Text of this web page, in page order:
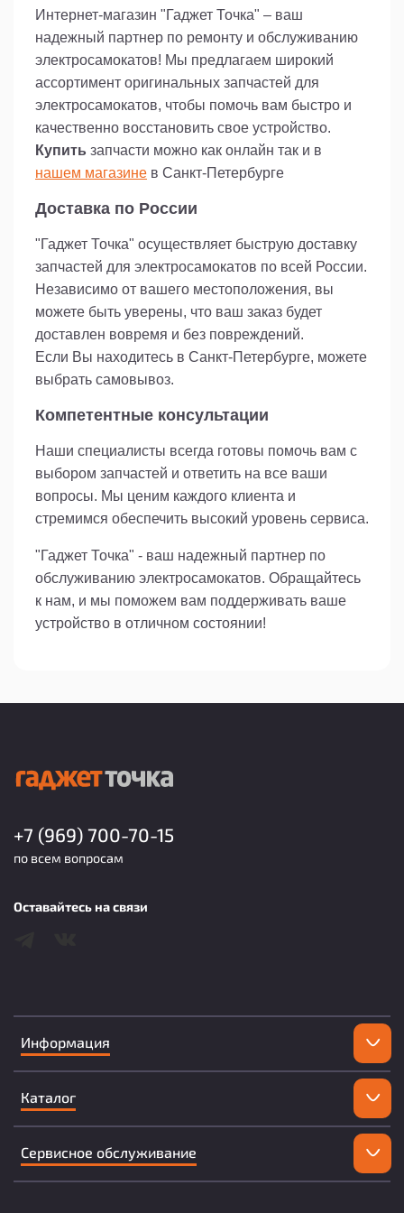
безопасности во время поездок.
Интернет-магазин "Гаджет Точка" – ваш
надежный партнер по ремонту и обслуживанию
электросамокатов! Мы предлагаем широкий
ассортимент оригинальных запчастей для
электросамокатов, чтобы помочь вам быстро и
качественно восстановить свое устройство.
Купить запчасти можно как онлайн так и в
нашем магазине в Санкт-Петербурге
Доставка по России
"Гаджет Точка" осуществляет быструю доставку
запчастей для электросамокатов по всей России.
Независимо от вашего местоположения, вы
можете быть уверены, что ваш заказ будет
доставлен вовремя и без повреждений.
Если Вы находитесь в Санкт-Петербурге, можете
выбрать самовывоз.
Компетентные консультации
Наши специалисты всегда готовы помочь вам с
выбором запчастей и ответить на все ваши
вопросы. Мы ценим каждого клиента и
стремимся обеспечить высокий уровень сервиса.
"Гаджет Точка" - ваш надежный партнер по
обслуживанию электросамокатов. Обращайтесь
к нам, и мы поможем вам поддерживать ваше
устройство в отличном состоянии!
Информация
Каталог
Сервисное обслуживание
+7 (969) 700-70-15
по всем вопросам
Оставайтесь на связи